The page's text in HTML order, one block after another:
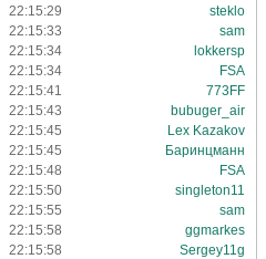
22:15:29
steklo
22:15:33
sam
22:15:34
lokkersp
22:15:34
FSA
22:15:41
773FF
22:15:43
bubuger_air
22:15:45
Lex Kazakov
22:15:45
Баринцманн
22:15:48
FSA
22:15:50
singleton11
22:15:55
sam
22:15:58
ggmarkes
22:15:58
Sergey11g